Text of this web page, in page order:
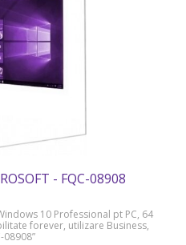
- FQC-08908
10 Professional pt PC, 64
forever, utilizare Business,
08908”